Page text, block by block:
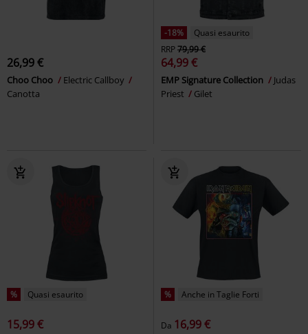
26,99 €
Choo Choo
Electric Callboy
Canotta
-18%
Quasi esaurito
RRP79,99 €
64,99 €
EMP Signature Collection
Judas
Priest
Gilet
% Quasi esaurito
15,99 €
% Anche in Taglie Forti
Da 16,99 €